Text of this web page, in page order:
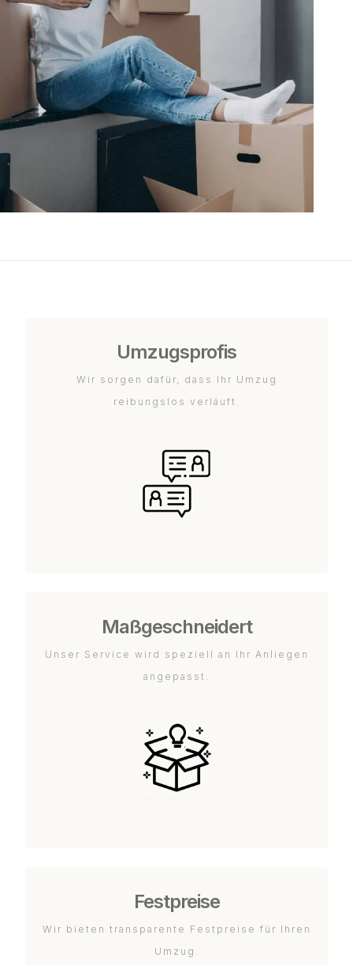
Umzugsprofis
Wir sorgen dafür, dass Ihr Umzug
reibungslos verläuft.
Maßgeschneidert
Unser Service wird speziell an Ihr Anliegen
angepasst.
Festpreise
Wir bieten transparente Festpreise für Ihren
Umzug.